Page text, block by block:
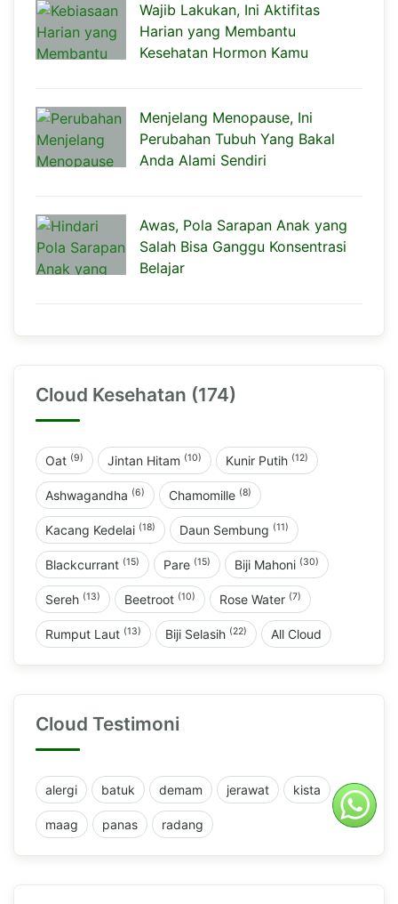
Wajib Lakukan, Ini Aktifitas
Harian yang Membantu
Kesehatan Hormon Kamu
Menjelang Menopause, Ini
Perubahan Tubuh Yang Bakal
Anda Alami Sendiri
Awas, Pola Sarapan Anak yang
Salah Bisa Ganggu Konsentrasi
Belajar
Cloud Kesehatan (174)
Oat (9) Jintan Hitam (10) Kunir Putih (12)
Ashwagandha (6) Chamomille (8)
Kacang Kedelai (18) Daun Sembung (11)
Blackcurrant (15) Pare (15) Biji Mahoni (30)
Sereh (13) Beetroot (10) Rose Water (7)
Rumput Laut (13) Biji Selasih (22) All Cloud
Cloud Testimoni
alergi batuk demam jerawat kista
maag panas radang